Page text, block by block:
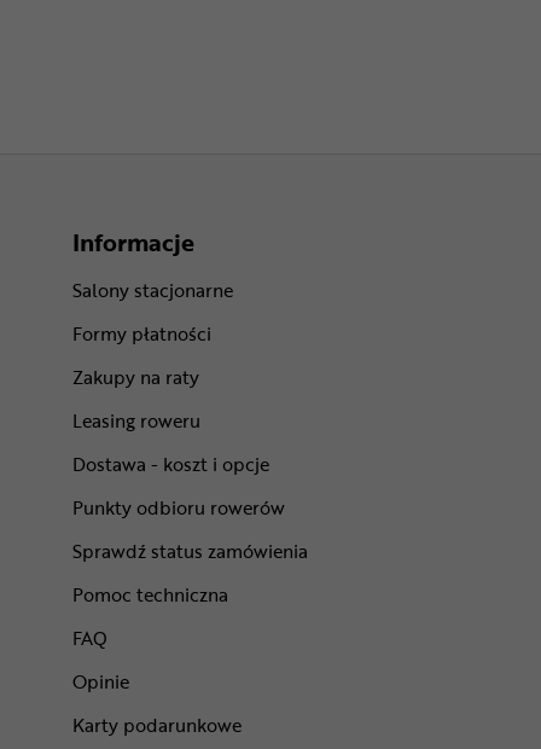
Informacje
Salony stacjonarne
Formy płatności
Zakupy na raty
Leasing roweru
Dostawa - koszt i opcje
Punkty odbioru rowerów
Sprawdź status zamówienia
Pomoc techniczna
FAQ
Opinie
Karty podarunkowe